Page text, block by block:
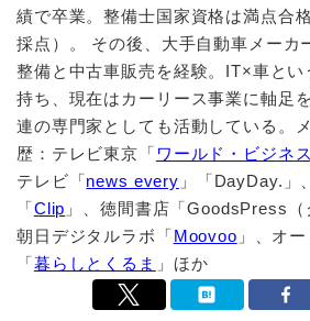
績で卒業。整備士国家資格は満点合
採点）。 その後、大手自動車メーカ
整備と中古車販売を経験。IT×車とい
持ち、現在はカーリース事業に軸足
連の専門家としても活動している。
歴：テレビ東京「 ワールド・ビジネ
テレビ「news every 」「DayDay.」
「Clip 」、徳間書店「GoodsPress（
朝日デジタルラボ「Moovoo 」、オ
「暮らしとくるま 」ほか